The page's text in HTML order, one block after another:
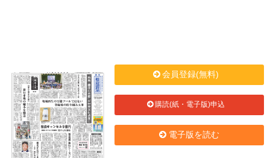
会員登録(無料)
購読(紙・電子版)申込
電子版を読む